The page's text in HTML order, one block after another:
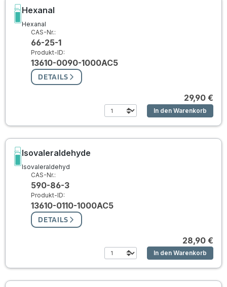
Hexanal
Hexanal
CAS-Nr.:
66-25-1
Produkt-ID:
13610-0090-1000AC5
DETAILS
29,90 €
In den Warenkorb
Isovaleraldehyde
Isovaleraldehyd
CAS-Nr.:
590-86-3
Produkt-ID:
13610-0110-1000AC5
DETAILS
28,90 €
In den Warenkorb